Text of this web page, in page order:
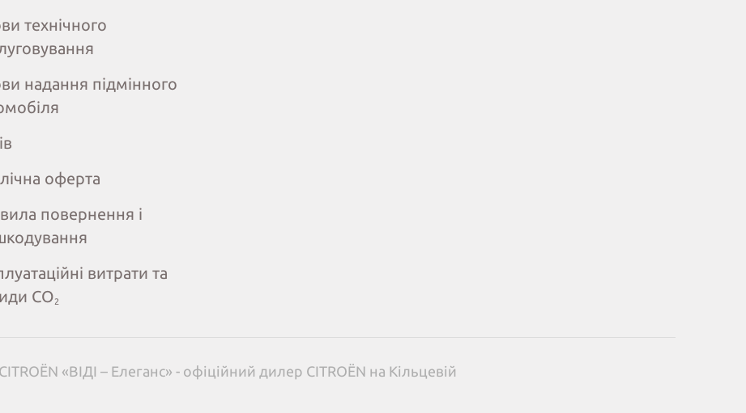
технічного
надання підмінного
оферта
повернення і
витрати та
СО2
«ВІДІ – Елеганс» - офіційний дилер CITROËN на Кільцевій